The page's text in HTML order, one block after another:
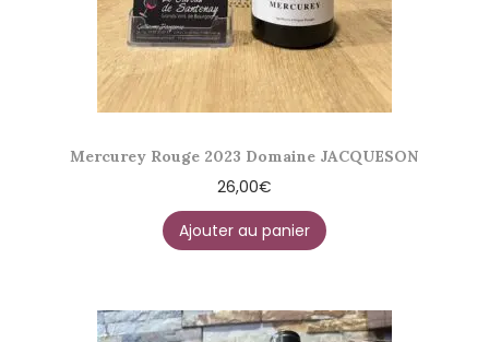
Mercurey Rouge 2023 Domaine JACQUESON
26,00€
Ajouter au panier